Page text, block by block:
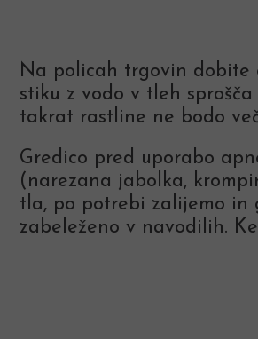
Na policah trgovin dobite
stiku z vodo v tleh
takrat rastline ne bodo
Gredico pred uporabo
(narezana jabolka,
tla, po potrebi zalijemo in
zabeleženo v navodilih.